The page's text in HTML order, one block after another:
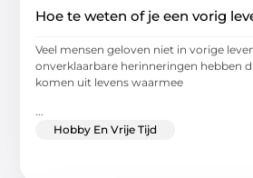
Hoe te weten of je een vorig
Veel mensen geloven niet in vorige
onverklaarbare herinneringen hebben
komen uit levens waarmee
...
Hobby En Vrije Tijd